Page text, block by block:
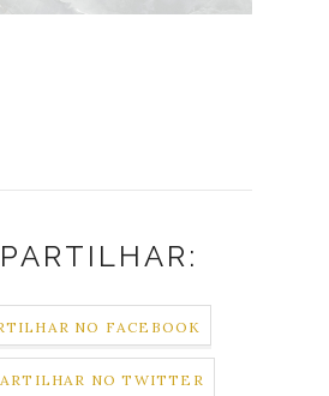
NO FACEBOOK
NO TWITTER